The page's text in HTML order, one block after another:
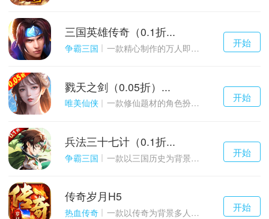
千百度h5
游戏
开始
三国英雄传奇（0.1折...
争霸三国 一款精心制作的万人即时战斗SLG三国手游
千百度h5
游戏
开始
戮天之剑（0.05折）...
唯美仙侠 一款修仙题材的角色扮演养成手游
千百度h5
游戏
开始
兵法三十七计（0.1折...
争霸三国 一款以三国历史为背景的卡牌策略游戏
千百度h5
游戏
开始
传奇岁月H5
热血传奇 一款以传奇为背景多人在线的ARPG大作